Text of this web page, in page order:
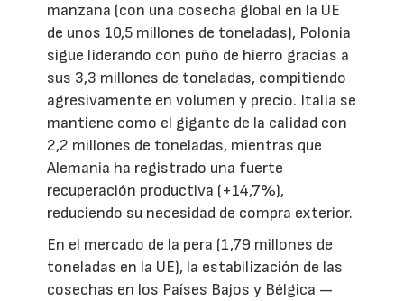
manzana (con una cosecha global en la UE
de unos 10,5 millones de toneladas), Polonia
sigue liderando con puño de hierro gracias a
sus 3,3 millones de toneladas, compitiendo
agresivamente en volumen y precio. Italia se
mantiene como el gigante de la calidad con
2,2 millones de toneladas, mientras que
Alemania ha registrado una fuerte
recuperación productiva (+14,7%),
reduciendo su necesidad de compra exterior.
En el mercado de la pera (1,79 millones de
toneladas en la UE), la estabilización de las
cosechas en los Países Bajos y Bélgica —